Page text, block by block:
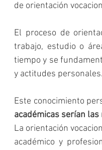
de orientación
El proceso de
trabajo, estudio o
tiempo y se
y actitudes personales.
Este conocimiento
académicas serían
La orientación
académico y